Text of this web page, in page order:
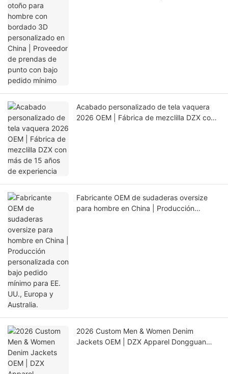
Acabado personalizado de tela vaquera
2026 OEM | Fábrica de mezclilla DZX con
Fabricante OEM de sudaderas oversize
para hombre en China | Producción
2026 Custom Men & Women Denim
Jackets OEM | DZX Apparel Dongguan